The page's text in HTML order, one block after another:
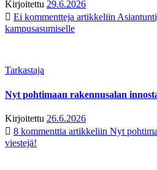
Kirjoitettu 29.6.2026
Ei kommentteja artikkeliin
kampusasumiselle
Tarkastaja
Nyt pohtimaan rakennusalan
Kirjoitettu 26.6.2026
8 kommenttia artikkeliin Nyt
viestejä!